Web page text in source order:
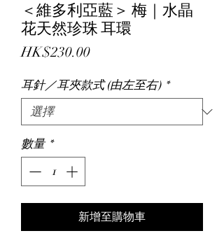
＜維多利亞藍＞ 梅｜水晶
花天然珍珠 耳環
HK$230.00價
耳針／耳夾款式 (由左至右) *
數量 *
新增至購物車